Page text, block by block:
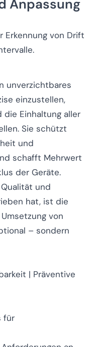
Anpassung
Erkennung von Drift
unverzichtbares
einzustellen,
die Einhaltung aller
Sie schützt
und
schafft Mehrwert
der Geräte.
und
hat, ist die
von
– sondern
| Präventive
für